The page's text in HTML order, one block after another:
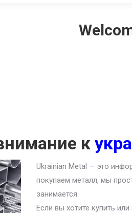
к
Ukrainian Metal — это
покупаем металл, мы
занимается.
Если вы хотите купить